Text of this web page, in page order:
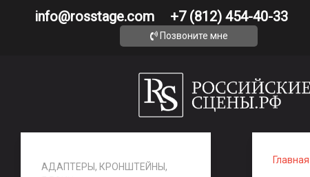
info@rosstage.com +7 (812) 454-40-33
Позвоните мне
АДАПТЕРЫ, КРОНШТЕЙНЫ,
Главная